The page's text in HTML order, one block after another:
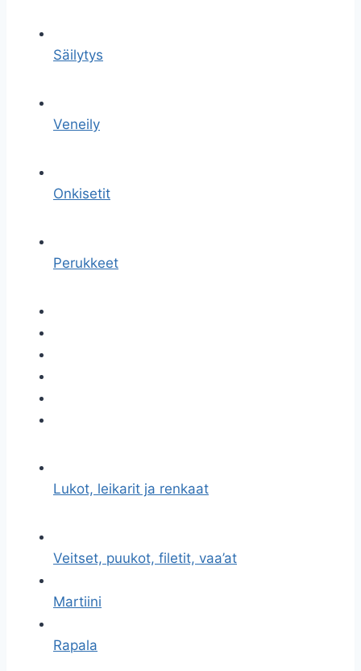
Säilytys
Veneily
Onkisetit
Perukkeet
Lukot, leikarit ja renkaat
Veitset, puukot, filetit, vaa’at
Martiini
Rapala